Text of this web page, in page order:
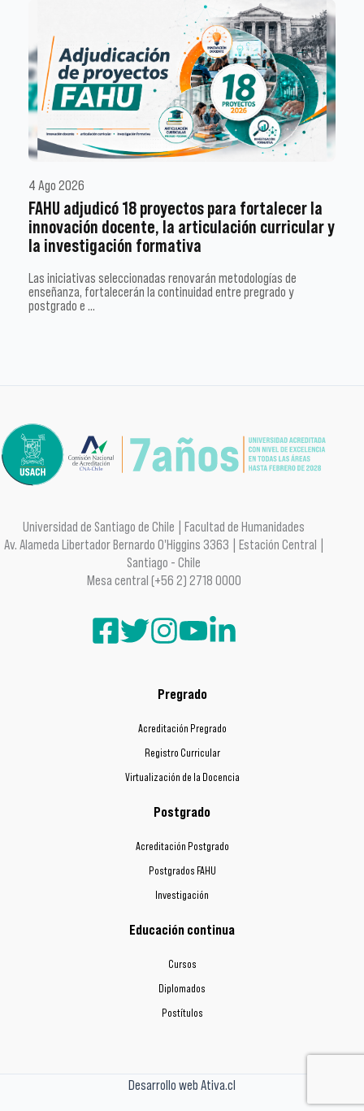
4 Ago 2026
FAHU adjudicó 18 proyectos para fortalecer la
innovación docente, la articulación curricular y
la investigación formativa
Las iniciativas seleccionadas renovarán metodologías de
enseñanza, fortalecerán la continuidad entre pregrado y
postgrado e …
Universidad de Santiago de Chile | Facultad de Humanidades
Av. Alameda Libertador Bernardo O'Higgins 3363 | Estación Central |
Santiago - Chile
Mesa central (+56 2) 2718 0000
Pregrado
Acreditación Pregrado
Registro Curricular
Virtualización de la Docencia
Postgrado
Acreditación Postgrado
Postgrados FAHU
Investigación
Educación continua
Cursos
Diplomados
Postítulos
Desarrollo web Ativa.cl